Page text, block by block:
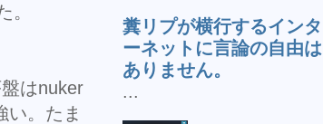
。
はnuker
い。たま
糞リプが横行するインタ
ーネットに言論の自由は
ありません。
...